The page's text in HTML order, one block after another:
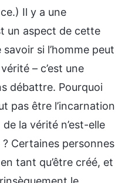
Il y a une
un aspect de cette
si l’homme peut
– c’est une
débattre. Pourquoi
pas être l’incarnation
la vérité n’est-elle
? Certaines personnes
tant qu’être créé, et